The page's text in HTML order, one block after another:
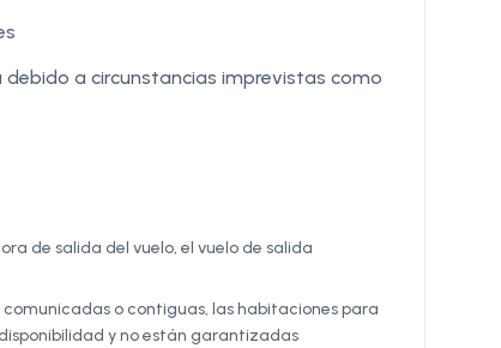
a circunstancias imprevistas como
de salida del vuelo, el vuelo de salida
o contiguas, las habitaciones para
y no están garantizadas